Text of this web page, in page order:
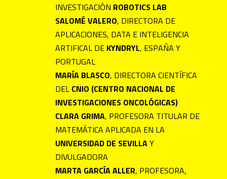
INVESTIGACIÓN ROBOTICS LAB
SALOMÉ VALERO, DIRECTORA DE
APLICACIONES, DATA E INTELIGENCIA
ARTIFICAL DE KYNDRYL, ESPAÑA Y
PORTUGAL
MARÍA BLASCO, DIRECTORA CIENTÍFICA
DELCNIO (CENTRO NACIONAL DE
INVESTIGACIONES ONCOLÓGICAS)
CLARA GRIMA, PROFESORA TITULAR DE
MATEMÁTICA APLICADA EN LA
UNIVERSIDAD DE SEVILLAY
DIVULGADORA
MARTA GARCÍA ALLER, PROFESORA,